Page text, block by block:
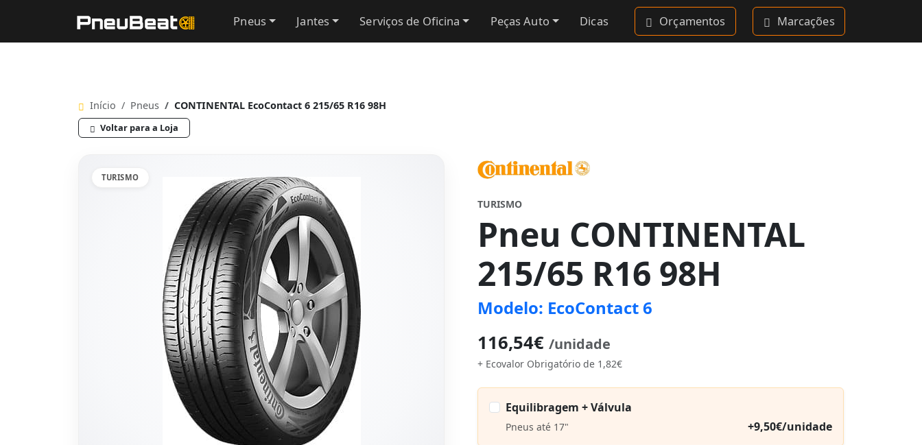
Pneus Jantes Serviços de Oficina Peças Auto Dicas Orçamentos Marcações
Início Pneus CONTINENTAL EcoContact 6 215/65 R16 98H
Voltar para a Loja
TURISMO
TURISMO
Pneu CONTINENTAL
215/65 R16 98H
Modelo: EcoContact 6
116,54€ /unidade
+ Ecovalor Obrigatório de 1,82€
Equilibragem + Válvula
Pneus até 17" +9,50€/unidade